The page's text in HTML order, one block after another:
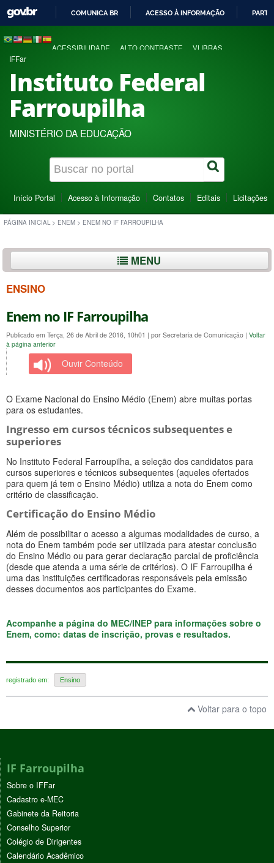
COMUNICA BR ACESSO À INFORMAÇÃO
ACESSIBILIDADE ALTO CONTRASTE VLIBRAS
IFFar
Instituto Federal
Farroupilha
MINISTÉRIO DA EDUCAÇÃO
Início Portal Acesso à Informação Contatos Editais Licitações
PÁGINA INICIAL > ENEM > ENEM NO IF FARROUPILHA
MENU
ENSINO
Enem no IF Farroupilha
Publicado em Terça, 26 de Abril de 2016, 10h01 | por Secretaria de Comunicação | Voltar
à página anterior
Ouvir Conteúdo
O Exame Nacional do Ensino Médio (Enem) abre muitas portas
para os estudantes.
Ingresso em cursos técnicos subsequentes e
superiores
No Instituto Federal Farroupilha, a seleção dos candidatos para
cursos superiores e técnicos subsequentes (aqueles ofertados
para quem já tem o Ensino Médio) utiliza a nota do Enem como
critério de classificação.
Certificação do Ensino Médio
Além de possibilitar o acesso a algumas modalidades de curso, a
nota do Enem também pode ser utilizada para atestar conclusão
do Ensino Médio ou para gerar declaração parcial de proficiência
(desde que atenda a uma série de critérios). O IF Farroupilha é
uma das instituições certificadoras responsáveis pela emissão
desses documentos aos participantes do Exame.
Acompanhe a página do MEC/INEP para informações sobre o
Enem, como: datas de inscrição, provas e resultados.
registrado em: Ensino
Voltar para o topo
IF Farroupilha
Sobre o IFFar
Cadastro e-MEC
Gabinete da Reitoria
Conselho Superior
Colégio de Dirigentes
Calendário Acadêmico